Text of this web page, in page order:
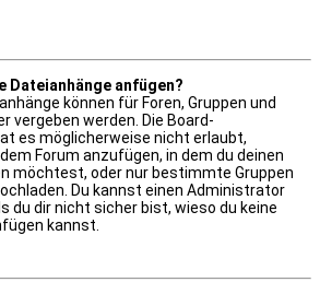
Dateianhänge anfügen?
können für Foren, Gruppen und
vergeben werden. Die Board-
es möglicherweise nicht erlaubt,
Forum anzufügen, in dem du deinen
möchtest, oder nur bestimmte Gruppen
Du kannst einen Administrator
du dir nicht sicher bist, wieso du keine
kannst.